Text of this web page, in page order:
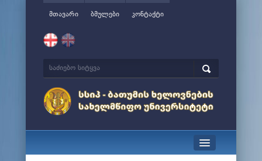
მთავარი ბმულები კონტაქტი